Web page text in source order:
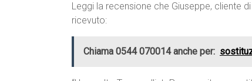
Leggi la recensione che Giuseppe, cliente
ricevuto:
Chiama 0544 070014 anche per: